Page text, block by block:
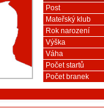
Post
Mateřský klub
Rok narození
Výška
Váha
Počet startů
Počet branek